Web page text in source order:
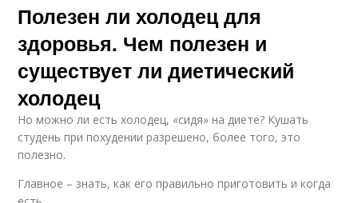
Полезен ли холодец для
здоровья. Чем полезен и
существует ли диетический
холодец
Но можно ли есть холодец, «сидя» на диете? Кушать
студень при похудении разрешено, более того, это
полезно.
Главное – знать, как его правильно приготовить и когда